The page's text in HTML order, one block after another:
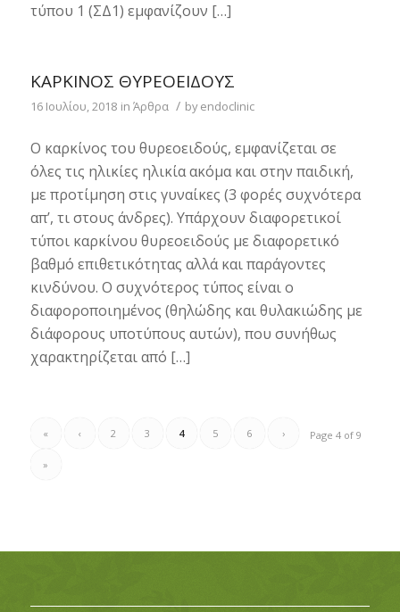
τύπου 1 (ΣΔ1) εμφανίζουν […]
ΚΑΡΚΊΝΟΣ ΘΥΡΕΟΕΙΔΟΎΣ
16 Ιουλίου, 2018 in Άρθρα / byendoclinic
Ο καρκίνος του θυρεοειδούς, εμφανίζεται σε
όλες τις ηλικίες ηλικία ακόμα και στην παιδική,
με προτίμηση στις γυναίκες (3 φορές συχνότερα
απ’, τι στους άνδρες). Υπάρχουν διαφορετικοί
τύποι καρκίνου θυρεοειδούς με διαφορετικό
βαθμό επιθετικότητας αλλά και παράγοντες
κινδύνου. Ο συχνότερος τύπος είναι ο
διαφοροποιημένος (θηλώδης και θυλακιώδης με
διάφορους υποτύπους αυτών), που συνήθως
χαρακτηρίζεται από […]
Page 4 of 9
« ‹ 2 3 4 5 6 ›
»